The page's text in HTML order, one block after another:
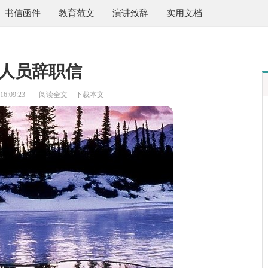
书信函件 教育范文 演讲致辞 实用文档
员辞职信
阅读全文 下载本文